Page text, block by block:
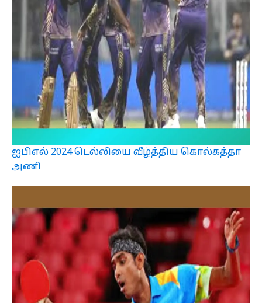
ஐபிஎல் 2024 டெல்லியை வீழ்த்திய கொல்கத்தா
அணி